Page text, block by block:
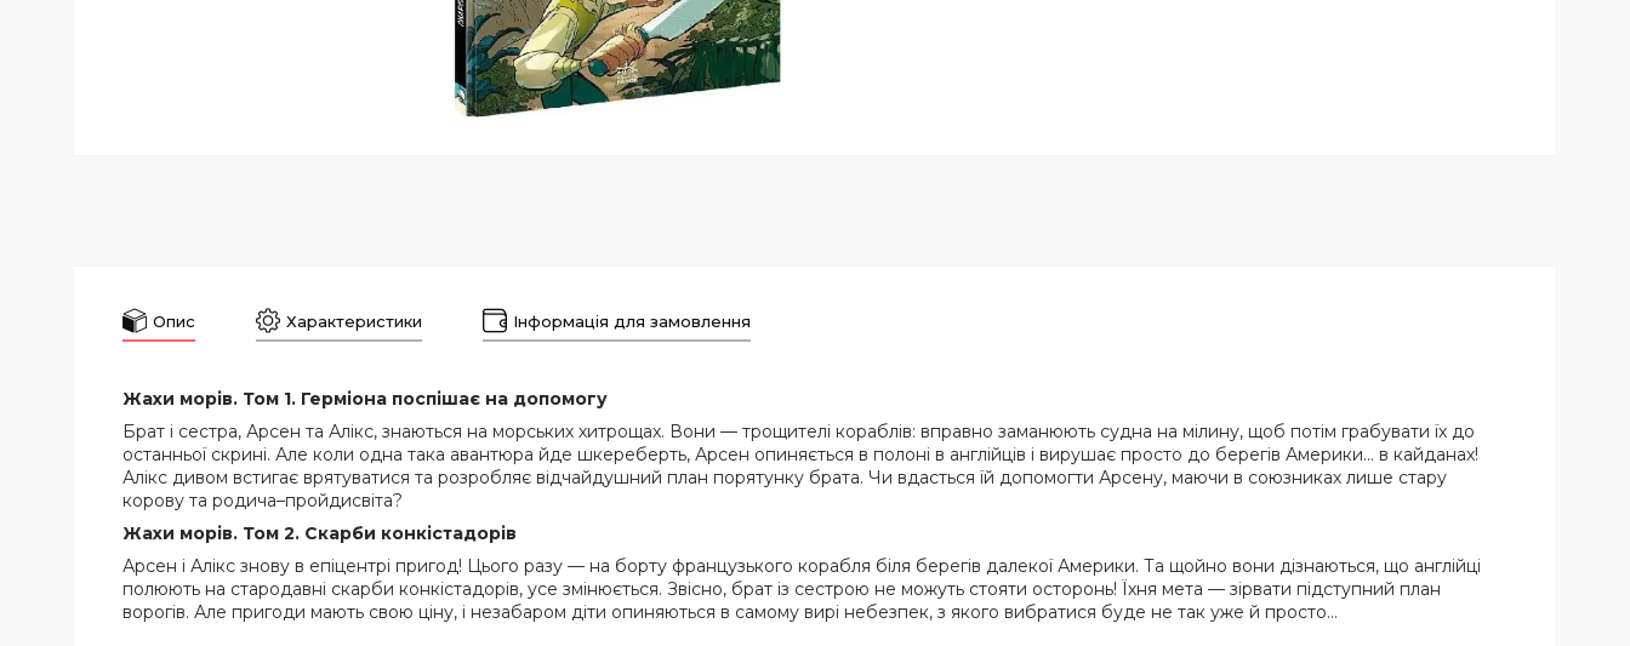
Опис Характеристики Інформація для замовлення
Жахи морів. Том 1. Герміона поспішає на допомогу
Брат і сестра, Арсен та Алікс, знаються на морських хитрощах. Вони — трощителі кораблів: вправно заманюють судна на мілину, щоб потім грабувати їх до
останньої скрині. Але коли одна така авантюра йде шкереберть, Арсен опиняється в полоні в англійців і вирушає просто до берегів Америки… в кайданах!
Алікс дивом встигає врятуватися та розробляє відчайдушний план порятунку брата. Чи вдасться їй допомогти Арсену, маючи в союзниках лише стару
корову та родича–пройдисвіта?
Жахи морів. Том 2. Скарби конкістадорів
Арсен і Алікс знову в епіцентрі пригод! Цього разу — на борту французького корабля біля берегів далекої Америки. Та щойно вони дізнаються, що англійці
полюють на стародавні скарби конкістадорів, усе змінюється. Звісно, брат із сестрою не можуть стояти осторонь! Їхня мета — зірвати підступний план
ворогів. Але пригоди мають свою ціну, і незабаром діти опиняються в самому вирі небезпек, з якого вибратися буде не так уже й просто…